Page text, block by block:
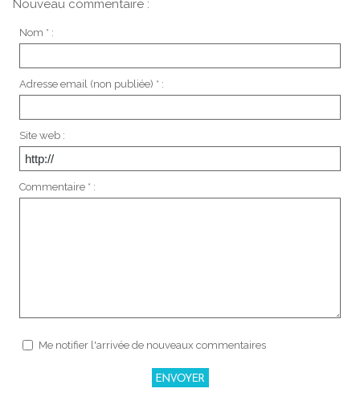
Nouveau commentaire :
Nom * :
Adresse email (non publiée) * :
Site web :
Commentaire * :
Me notifier l'arrivée de nouveaux commentaires